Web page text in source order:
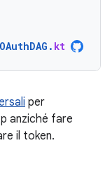
OAuthDAG . kt
per
anziché fare
il token.